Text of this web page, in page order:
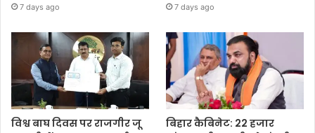
7 days ago 7 days ago
विश्व बाघ दिवस पर राजगीर जू
बिहार कैबिनेट: 22 हजार